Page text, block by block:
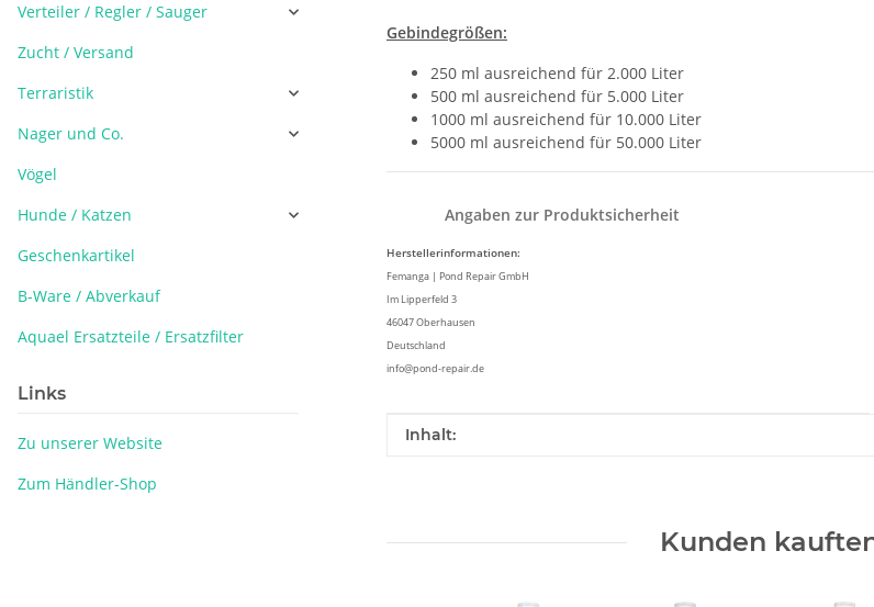
Gebindegrößen:
250 ml ausreichend für 2.000 Liter
500 ml ausreichend für 5.000 Liter
1000 ml ausreichend für 10.000 Liter
5000 ml ausreichend für 50.000 Liter
Angaben zur Produktsicherheit
Herstellerinformationen:
Femanga | Pond Repair GmbH
Im Lipperfeld 3
46047 Oberhausen
Deutschland
info@pond-repair.de
Produkteigenschaft
Wert
Inhalt:
Kunden
Verteiler / Regler / Sauger
Zucht / Versand
Terraristik
Nager und Co.
Vögel
Hunde / Katzen
Geschenkartikel
B-Ware / Abverkauf
Aquael Ersatzteile / Ersatzfilter
Links
Zu unserer Website
Zum Händler-Shop